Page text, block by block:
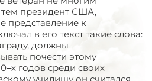
президент США,
представление к
в его текст такие слова:
должны
почести этому
годов среди своих
училищу он считался